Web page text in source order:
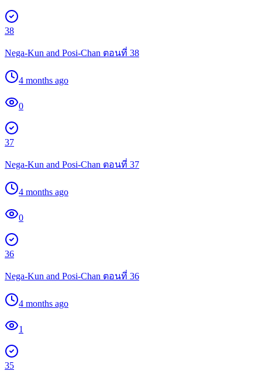
38
Nega-Kun and Posi-Chan ตอนที่ 38
4 months ago
0
37
Nega-Kun and Posi-Chan ตอนที่ 37
4 months ago
0
36
Nega-Kun and Posi-Chan ตอนที่ 36
4 months ago
1
35